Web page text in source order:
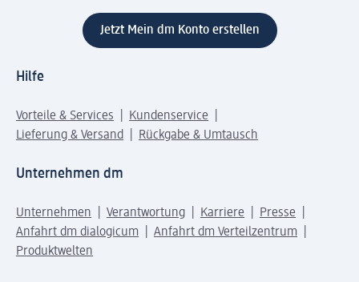
Jetzt Mein dm Konto erstellen
Hilfe
Vorteile & Services
Kundenservice
Lieferung & Versand
Rückgabe & Umtausch
Unternehmen dm
Unternehmen Verantwortung Karriere
Presse
Anfahrt dm dialogicum
Anfahrt dm Verteilzentrum
Produktwelten